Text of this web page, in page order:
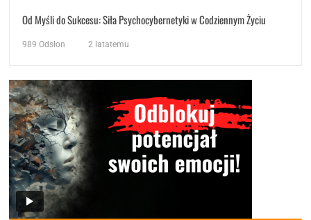
Od Myśli do Sukcesu: Siła Psychocybernetyki w Codziennym Życiu
989 Odsłon 2 latatemu